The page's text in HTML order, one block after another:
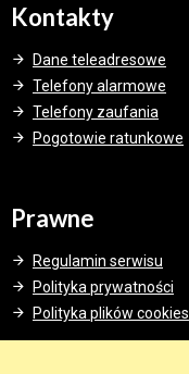
Kontakty
Dane teleadresowe
Telefony alarmowe
Telefony zaufania
Pogotowie ratunkowe
Prawne
Regulamin serwisu
Polityka prywatności
Polityka plików cookies